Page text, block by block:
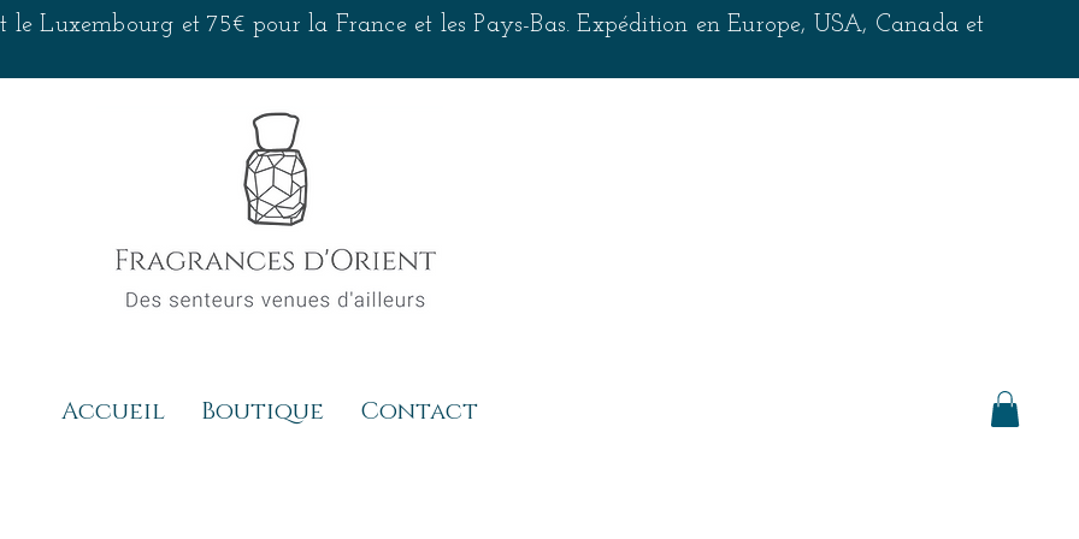
Luxembourg et 75€ pour la France et les Pays-Bas. Expédition en Europe, USA, Canada et
Accueil Boutique Contact